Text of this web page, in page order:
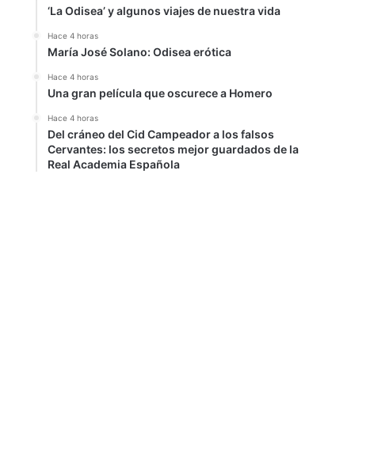
‘La Odisea’ y algunos viajes de nuestra vida
Hace 4 horas
María José Solano: Odisea erótica
Hace 4 horas
Una gran película que oscurece a Homero
Hace 4 horas
Del cráneo del Cid Campeador a los falsos
Cervantes: los secretos mejor guardados de la
Real Academia Española